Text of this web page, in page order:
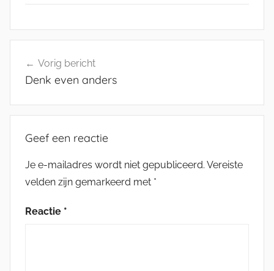
navigatie
Vorig bericht
Denk even anders
Geef een reactie
Je e-mailadres wordt niet gepubliceerd. Vereiste
velden zijn gemarkeerd met *
Reactie *